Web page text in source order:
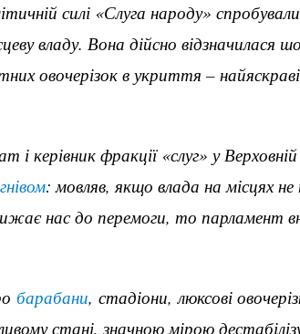
силі «Слуга народу»
владу. Вона дійсно відзначилася
овочерізок в укриття –
і керівник фракції «слуг» у
: мовляв, якщо влада на місцях
нас до перемоги, то парламент
барабани, стадіони, люксові
стані, значною мірою